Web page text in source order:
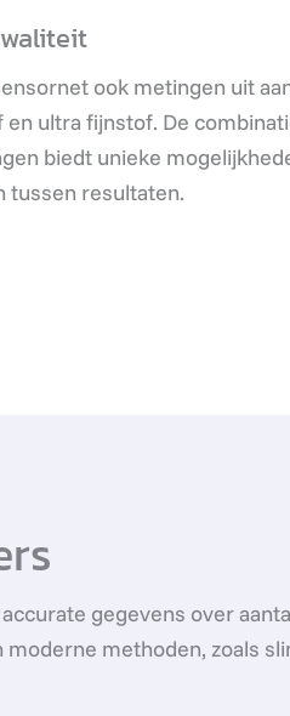
ook metingen uit
ultra fijnstof. De
biedt unieke
tussen resultaten.
gegevens over
methoden, zoals